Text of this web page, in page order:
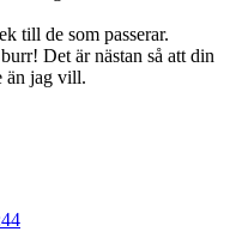
till de som passerar.
Det är nästan så att din
än jag vill.